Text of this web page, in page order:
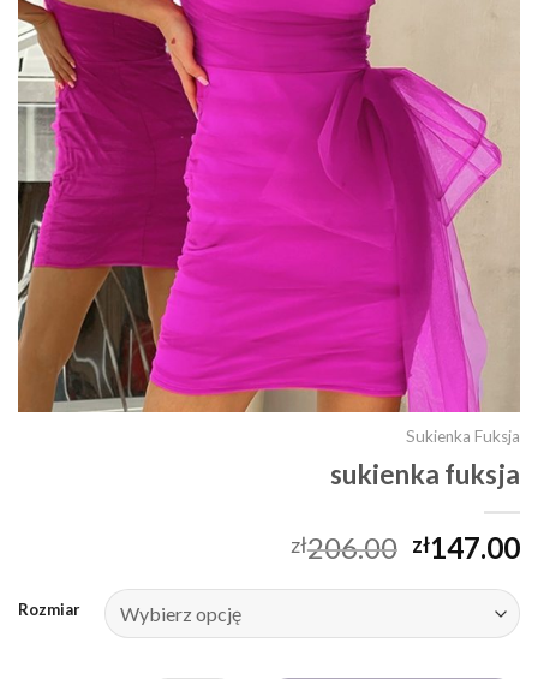
Sukienka Fuksja
sukienka fuksja
zł206.00 zł147.00
Rozmiar